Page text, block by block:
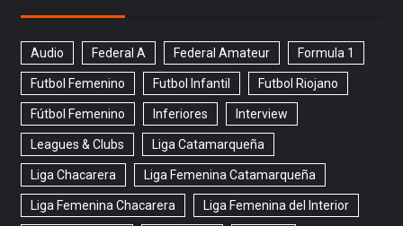
Audio Federal A Federal Amateur Formula 1
Futbol Femenino Futbol Infantil Futbol Riojano
Fútbol Femenino Inferiores Interview
Leagues & Clubs Liga Catamarqueña
Liga Chacarera Liga Femenina Catamarqueña
Liga Femenina Chacarera Liga Femenina del Interior